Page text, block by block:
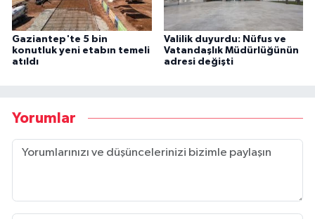
Gaziantep'te 5 bin
konutluk yeni etabın temeli
atıldı
Valilik duyurdu: Nüfus ve
Vatandaşlık Müdürlüğünün
adresi değişti
Yorumlar